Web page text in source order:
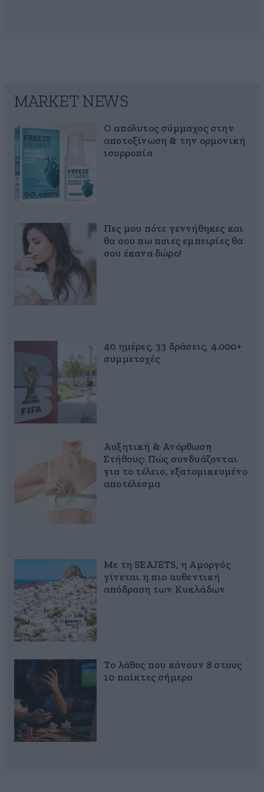
MARKET NEWS
Ο απόλυτος σύμμαχος στην
αποτοξίνωση & την ορμονική
ισορροπία
Πες μου πότε γεννήθηκες και
θα σου πω ποιες εμπειρίες θα
σου έκανα δώρο!
40 ημέρες, 33 δράσεις, 4.000+
συμμετοχές
Αυξητική & Ανόρθωση
Στήθους: Πώς συνδυάζονται
για το τέλειο, εξατομικευμένο
αποτέλεσμα
Με τη SEAJETS, η Αμοργός
γίνεται η πιο αυθεντική
απόδραση των Κυκλάδων
Το λάθος που κάνουν 8 στους
10 παίκτες σήμερα